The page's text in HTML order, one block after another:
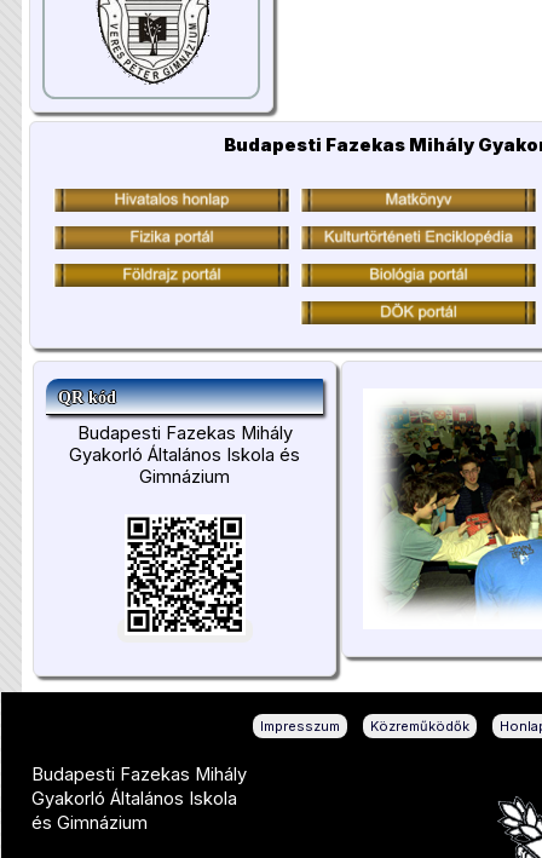
Budapesti Fazekas Mihály
QR kód
Budapesti Fazekas Mihály
Gyakorló Általános Iskola és
Gimnázium
Impresszum Közreműködők
Budapesti Fazekas Mihály
Gyakorló Általános Iskola
és Gimnázium